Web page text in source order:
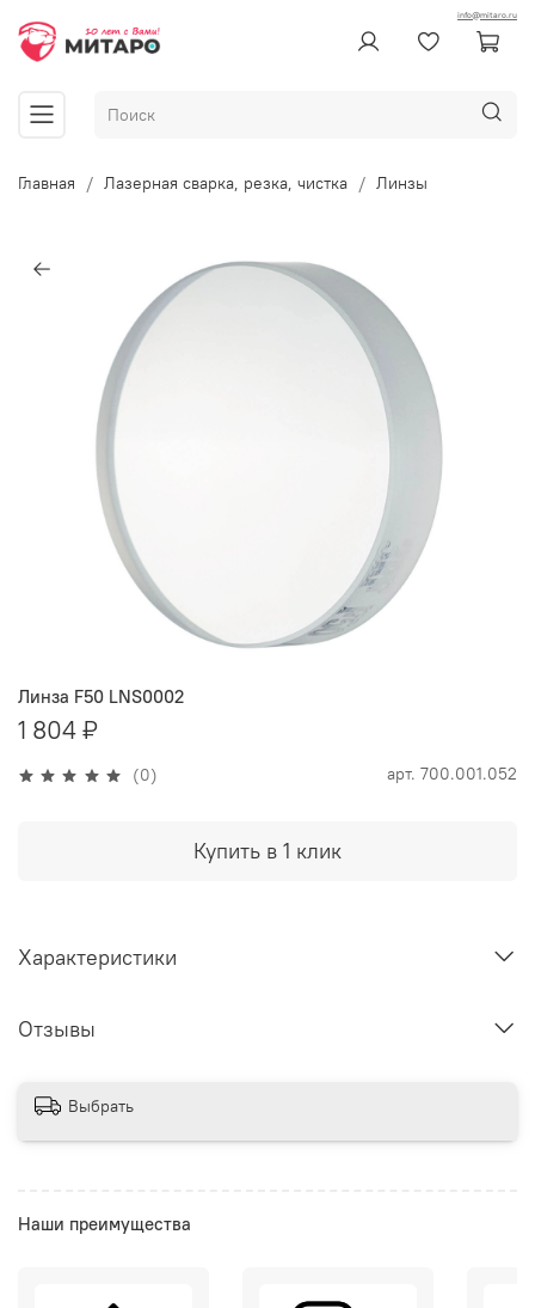
info@mitaro.ru
Главная Лазерная сварка, резка, чистка Линзы
(0) арт. 700.001.052
Линза F50 LNS0002
1 804 ₽
Купить в 1 клик
Характеристики
Отзывы
Выбрать
Наши преимущества